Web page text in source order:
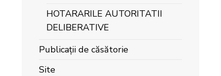
HOTARARILE AUTORITATII
DELIBERATIVE
Publicații de căsătorie
Site